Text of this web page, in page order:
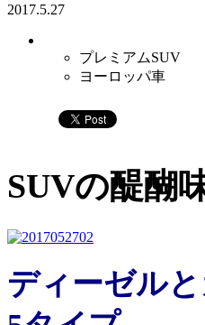
2017.5.27
プレミアムSUV
ヨーロッパ車
SUVの醍醐
ディーゼル